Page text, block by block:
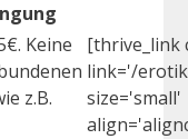
Keine
z.B.
[thrive_link
link='/
size='small'